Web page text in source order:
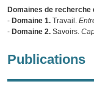
Domaines de recherche
- Domaine 1. Travail.
- Domaine 2. Savoirs.
Publications